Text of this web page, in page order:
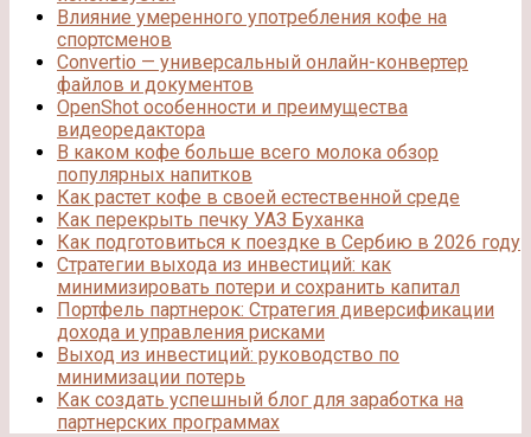
Влияние умеренного употребления кофе на
спортсменов
Convertio — универсальный онлайн-конвертер
файлов и документов
OpenShot особенности и преимущества
видеоредактора
В каком кофе больше всего молока обзор
популярных напитков
Как растет кофе в своей естественной среде
Как перекрыть печку УАЗ Буханка
Как подготовиться к поездке в Сербию в 2026 году
Стратегии выхода из инвестиций: как
минимизировать потери и сохранить капитал
Портфель партнерок: Стратегия диверсификации
дохода и управления рисками
Выход из инвестиций: руководство по
минимизации потерь
Как создать успешный блог для заработка на
партнерских программах